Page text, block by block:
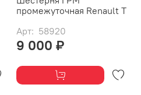
промежуточная Renault T
Арт: 58920
9 000 ₽